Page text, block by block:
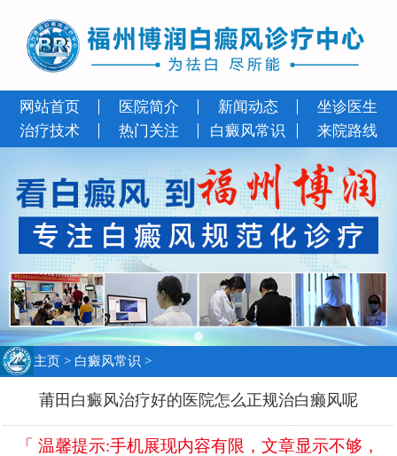
网站首页 医院简介 新闻动态
坐诊医生
治疗技术
热门关注 白癜风常识 来院路线
主页 > 白癜风常识 >
莆田白癜风治疗好的医院怎么正规治白癞风呢
「 温馨提示:手机展现内容有限，文章显示不够，